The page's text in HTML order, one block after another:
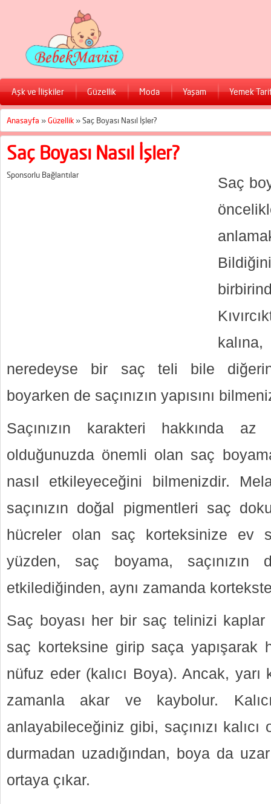
Aşk ve İlişkiler Güzellik Moda Yaşam Yemek
Anasayfa »Güzellik »Saç Boyası Nasıl İşler?
Saç Boyası Nasıl İşler?
Sponsorlu Bağlantılar
Saç
neredeyse bir saç teli bile
boyarken de saçınızın yapısını
Saçınızın karakteri hakkında
olduğunuzda önemli olan saç
nasıl etkileyeceğini bilmenizdir.
saçınızın doğal pigmentleri saç
hücreler olan saç korteksinize ev
yüzden, saç boyama, saçınızın
etkilediğinden, aynı zamanda
Saç boyası her bir saç telinizi kaplar
saç korteksine girip saça yapışarak
nüfuz eder (kalıcı Boya). Ancak, yarı
zamanla akar ve kaybolur.
anlayabileceğiniz gibi, saçınızı
durmadan uzadığından, boya da
ortaya çıkar.